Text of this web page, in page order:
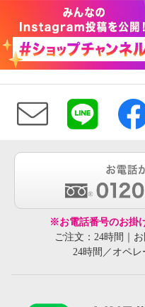
※お電話番号のお掛
ご注文：24時間｜
24時間／オペレ